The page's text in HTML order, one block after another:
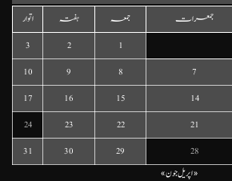
جمعرات جمعہ ہفتہ
اتوار
1
2
3
7
8
9
10
14
15
16
17
21
22
23
24
28
29
30
31
« اپریلجون »